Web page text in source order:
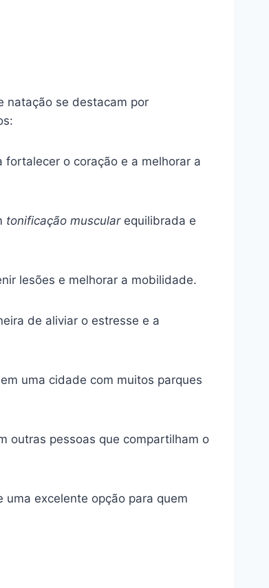
natação se destacam por
o coração e a melhorar a
tonificação muscularequilibrada e
lesões e melhorar a mobilidade.
de aliviar o estresse e a
uma cidade com muitos parques
outras pessoas que compartilham o
excelente opção para quem